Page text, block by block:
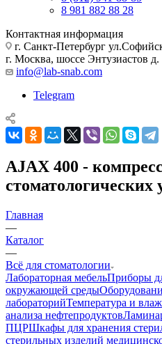
8 981 882 88 28
Контактная информация
г. Санкт-Петербург
г. Москва, шоссе Энтузиастов д.
info@lab-snab.com
Telegram
AJAX 400 -
стоматологических
Главная
—
Каталог
—
Всё для стоматологии
Лабораторная мебельПриборы
окружающей среды
лабораторийТемпература и
анализа нефтепродуктов
ПЦРШкафы для хранения
стерильных изделий